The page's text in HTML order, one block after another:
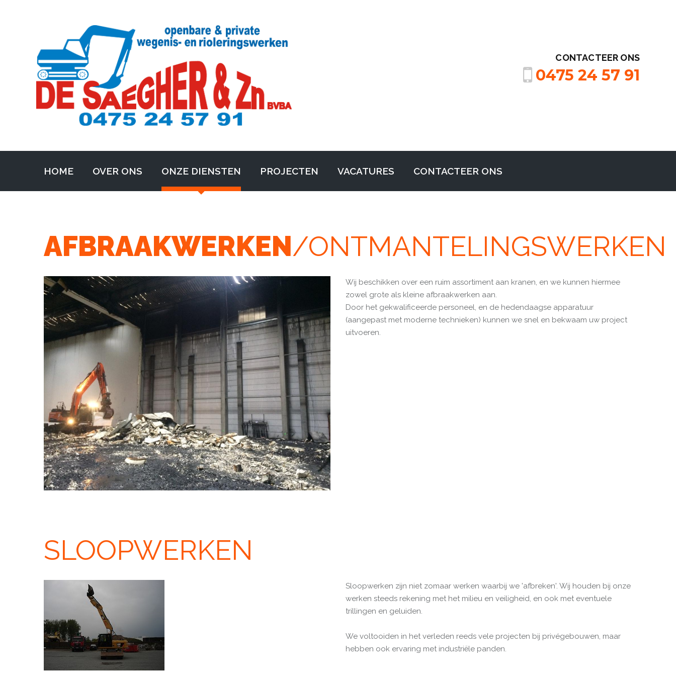
CONTACTEER ONS
0475 24 57 91
HOME OVER ONS ONZE DIENSTEN PROJECTEN VACATURES CONTACTEER ONS
AFBRAAKWERKEN/ONTMANTELINGSWERKEN
Wij beschikken over een ruim assortiment aan kranen, en we kunnen hiermee
zowel grote als kleine afbraakwerken aan.
Door het gekwalificeerde personeel, en de hedendaagse apparatuur
(aangepast met moderne technieken) kunnen we snel en bekwaam uw project
uitvoeren.
SLOOPWERKEN
Sloopwerken zijn niet zomaar werken waarbij we 'afbreken'. Wij houden bij onze
werken steeds rekening met het milieu en veiligheid, en ook met eventuele
trillingen en geluiden.
We voltooiden in het verleden reeds vele projecten bij privégebouwen, maar
hebben ook ervaring met industriële panden.